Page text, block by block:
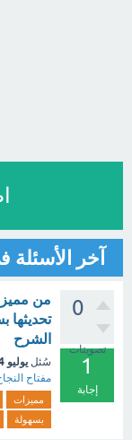
آخر الأسئلة
0
تصويتات
1
إجابة
‏من
الشرح
سُئل يوليو 4
مفتاح
مميزات
بسهولة